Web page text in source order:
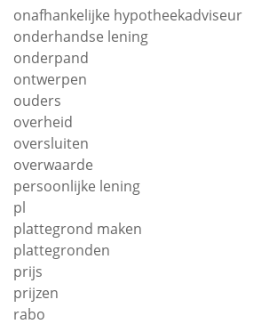
onafhankelijke hypotheekadviseur
onderhandse lening
onderpand
ontwerpen
ouders
overheid
oversluiten
overwaarde
persoonlijke lening
pl
plattegrond maken
plattegronden
prijs
prijzen
rabo